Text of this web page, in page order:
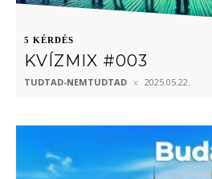
5 KÉRDÉS
KVÍZMIX #003
TUDTAD-NEMTUDTAD 2025.05.22.